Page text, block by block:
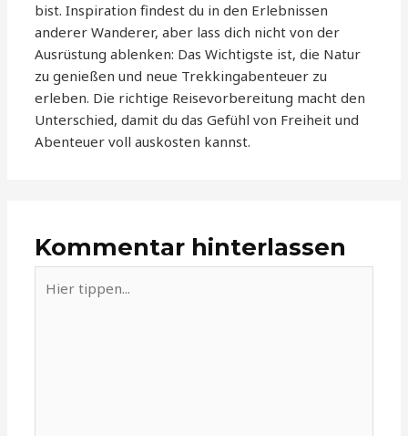
bist. Inspiration findest du in den Erlebnissen
anderer Wanderer, aber lass dich nicht von der
Ausrüstung ablenken: Das Wichtigste ist, die Natur
zu genießen und neue Trekkingabenteuer zu
erleben. Die richtige Reisevorbereitung macht den
Unterschied, damit du das Gefühl von Freiheit und
Abenteuer voll auskosten kannst.
Kommentar hinterlassen
tippen...